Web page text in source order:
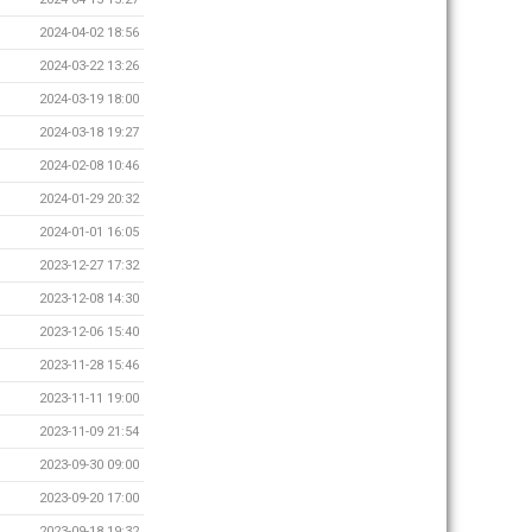
2024-04-02 18:56
2024-03-22 13:26
2024-03-19 18:00
2024-03-18 19:27
2024-02-08 10:46
2024-01-29 20:32
2024-01-01 16:05
2023-12-27 17:32
2023-12-08 14:30
2023-12-06 15:40
2023-11-28 15:46
2023-11-11 19:00
2023-11-09 21:54
2023-09-30 09:00
2023-09-20 17:00